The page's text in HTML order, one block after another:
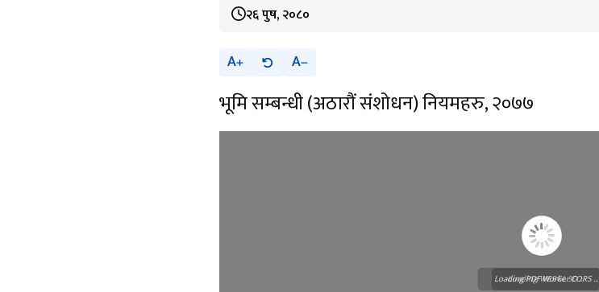
२६ पुष, २०८०
A A
भूमि सम्बन्धी (अठारौं संशोधन) नियमहरु, २०७७
Loading WEBGL 3D ...
Loading PDF Worker CORS ...